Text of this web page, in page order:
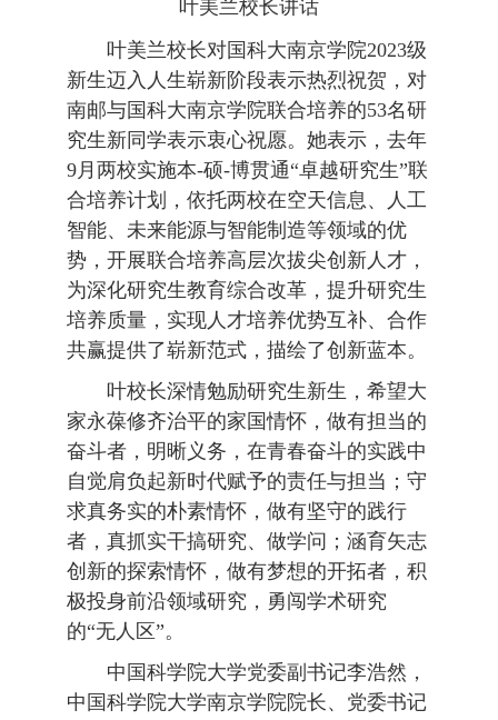
叶美兰校长讲话
叶美兰校长对国科大南京学院2023级
新生迈入人生崭新阶段表示热烈祝贺，对
南邮与国科大南京学院联合培养的53名研
究生新同学表示衷心祝愿。她表示，去年
9月两校实施本-硕-博贯通“卓越研究生”联
合培养计划，依托两校在空天信息、人工
智能、未来能源与智能制造等领域的优
势，开展联合培养高层次拔尖创新人才，
为深化研究生教育综合改革，提升研究生
培养质量，实现人才培养优势互补、合作
共赢提供了崭新范式，描绘了创新蓝本。
叶校长深情勉励研究生新生，希望大
家永葆修齐治平的家国情怀，做有担当的
奋斗者，明晰义务，在青春奋斗的实践中
自觉肩负起新时代赋予的责任与担当；守
求真务实的朴素情怀，做有坚守的践行
者，真抓实干搞研究、做学问；涵育矢志
创新的探索情怀，做有梦想的开拓者，积
极投身前沿领域研究，勇闯学术研究
的“无人区”。
中国科学院大学党委副书记李浩然，
中国科学院大学南京学院院长、党委书记